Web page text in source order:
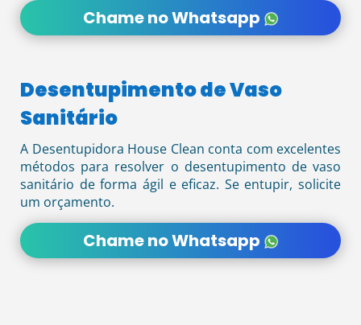
Chame no Whatsapp
Desentupimento de Vaso
Sanitário
A Desentupidora House Clean conta com excelentes
métodos para resolver o desentupimento de vaso
sanitário de forma ágil e eficaz. Se entupir, solicite
um orçamento.
Chame no Whatsapp